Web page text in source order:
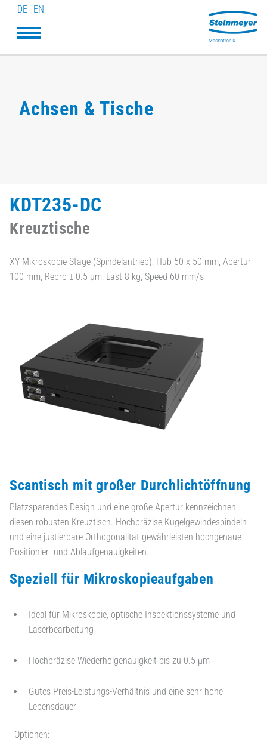
DE EN
Achsen & Tische
KDT235-DC
Kreuztische
XY Mikroskopie Stage (Spindelantrieb), Hub 50 x 50 mm, Apertur
100 mm, Repro ± 0.5 µm, Last 8 kg, Speed 60 mm/s
Scantisch mit großer Durchlichtöffnung
Platzsparendes Design und eine große Apertur kennzeichnen
diesen robusten Kreuztisch. Hochpräzise Kugelgewindespindeln
und eine justierbare Orthogonalität gewährleisten hochgenaue
Positionier- und Ablaufgenauigkeiten.
Speziell für Mikroskopieaufgaben
Ideal für Mikroskopie, optische Inspektionssysteme und
Laserbearbeitung
Hochpräzise Wiederholgenauigkeit bis zu 0.5 µm
Gutes Preis-Leistungs-Verhältnis und eine sehr hohe
Lebensdauer
Optionen: